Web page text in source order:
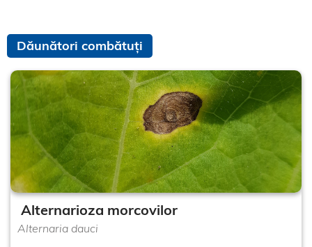
Dăunători combătuți
Alternarioza morcovilor
Alternaria dauci